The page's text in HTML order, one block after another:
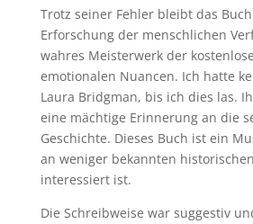
Trotz seiner Fehler bleibt das
Erforschung der menschlichen
wahres Meisterwerk der
emotionalen Nuancen. Ich hatte
Laura Bridgman, bis ich dies las.
eine mächtige Erinnerung an die
Geschichte. Dieses Buch ist ein
an weniger bekannten
interessiert ist.
Die Schreibweise war suggestiv